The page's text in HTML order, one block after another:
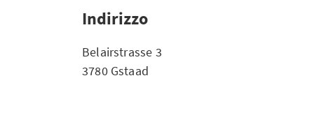
Indirizzo
Belairstrasse 3
3780 Gstaad